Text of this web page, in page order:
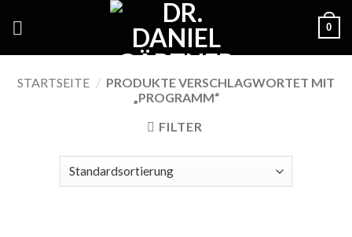
0
STARTSEITE / PRODUKTE VERSCHLAGWORTET MIT
„PROGRAMM“
FILTER